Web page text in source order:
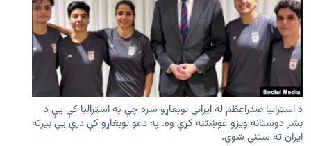
د اسټرالیا صدراعظم له ایراني لوبغاړو سره چې په اسټرالیا کې يې د
بشر دوستانه ویزو غوښتنه کړې وه. په دغو لوبغاړو کې درې يې بیرته
ایران ته ستنې شوې.